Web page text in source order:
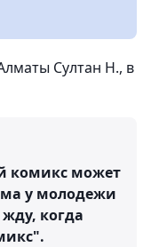
Султан Н., в
комикс может
у молодежи
когда